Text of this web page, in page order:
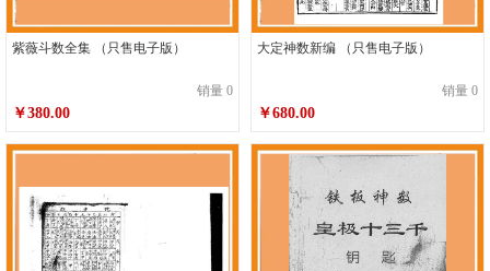
紫薇斗数全集 （只售电子版）
销量 0
￥380.00
大定神数新编 （只售电子版）
销量 0
￥680.00